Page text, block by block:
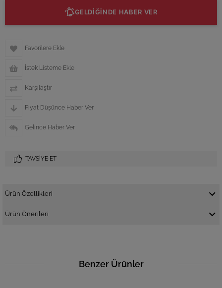
GELDİĞİNDE HABER VER
Favorilere Ekle
İstek Listeme Ekle
Karşılaştır
Fiyat Düşünce Haber Ver
Gelince Haber Ver
TAVSIYE ET
Ürün Özellikleri
Ürün Önerileri
Benzer Ürünler